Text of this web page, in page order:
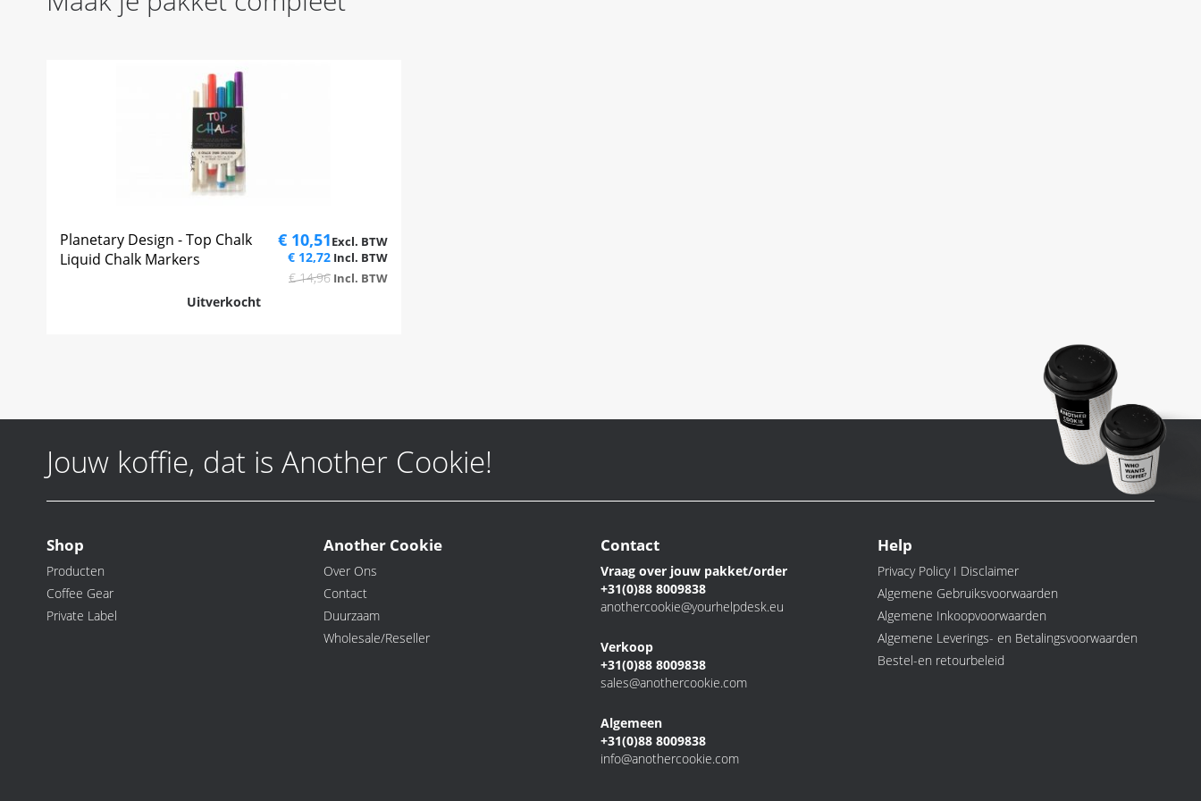
Planetary Design - Top Chalk
Liquid Chalk Markers
€ 10,51
€ 12,72
€ 14,96
Uitverkocht
Jouw koffie, dat is Another Cookie!
Shop
Producten
Coffee Gear
Private Label
Another Cookie
Over Ons
Contact
Duurzaam
Wholesale/Reseller
Contact
Vraag over jouw pakket/order
+31(0)88 8009838
anothercookie@yourhelpdesk.eu
Verkoop
+31(0)88 8009838
sales@anothercookie.com
Algemeen
+31(0)88 8009838
info@anothercookie.com
Help
Privacy Policy I Disclaimer
Algemene Gebruiksvoorwaarden
Algemene Inkoopvoorwaarden
Algemene Leverings- en Betalingsvoorwaarden
Bestel-en retourbeleid